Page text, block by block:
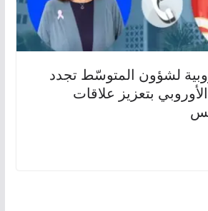
لشؤون المتوسّط تجدد
بتعزيز علاقات